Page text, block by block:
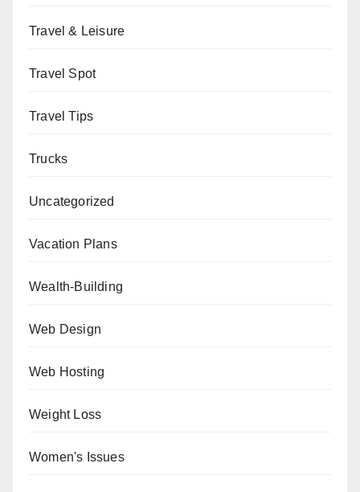
Travel & Leisure
Travel Spot
Travel Tips
Trucks
Uncategorized
Vacation Plans
Wealth-Building
Web Design
Web Hosting
Weight Loss
Women's Issues